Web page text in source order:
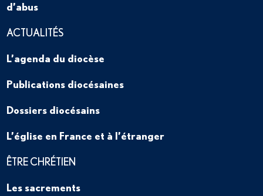
d’abus
ACTUALITÉS
L’agenda du diocèse
Publications diocésaines
Dossiers diocésains
L’église en France et à l’étranger
ÊTRE CHRÉTIEN
Les sacrements